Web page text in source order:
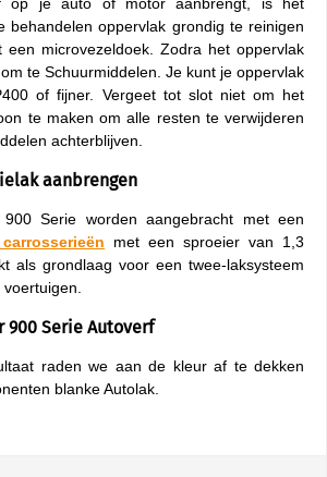
behandelen oppervlak grondig te reinigen
microvezeldoek. Zodra het oppervlak
te Schuurmiddelen. Je kunt je oppervlak
of fijner. Vergeet tot slot niet om het
te maken om alle resten te verwijderen
achterblijven.
aanbrengen
Serie worden aangebracht met een
met een sproeier van 1,3
als grondlaag voor een twee-laksysteem
900 Serie Autoverf
raden we aan de kleur af te dekken
blanke Autolak.